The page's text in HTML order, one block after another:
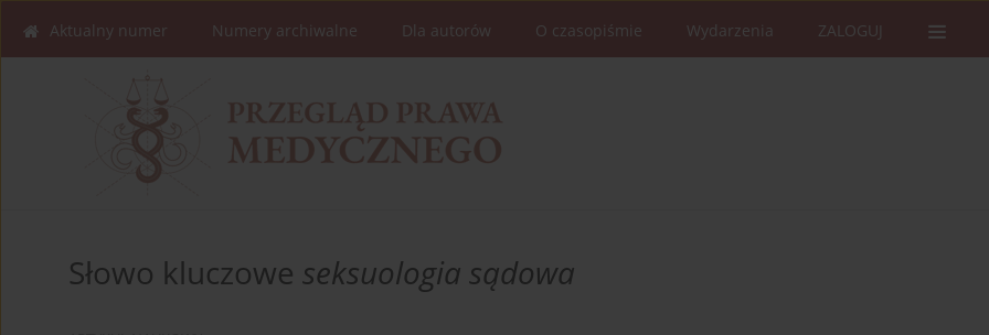
Aktualny numer Numery archiwalne Dla autorów O czasopiśmie Wydarzenia ZALOGUJ
Słowo kluczowe seksuologia sądowa